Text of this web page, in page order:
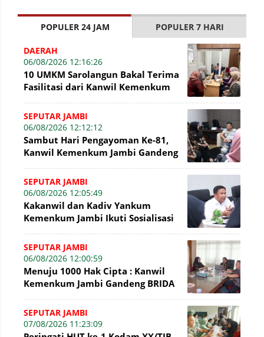
POPULER 24 JAM POPULER 7 HARI
DAERAH
06/08/2026 12:16:26
10 UMKM Sarolangun Bakal Terima
Fasilitasi dari Kanwil Kemenkum
SEPUTAR JAMBI
06/08/2026 12:12:12
Sambut Hari Pengayoman Ke-81,
Kanwil Kemenkum Jambi Gandeng
Gratis
SEPUTAR JAMBI
06/08/2026 12:05:49
Kakanwil dan Kadiv Yankum
Kemenkum Jambi Ikuti Sosialisasi
Secara Admin
SEPUTAR JAMBI
06/08/2026 12:00:59
Menuju 1000 Hak Cipta : Kanwil
Kemenkum Jambi Gandeng BRIDA
SEPUTAR JAMBI
07/08/2026 11:23:09